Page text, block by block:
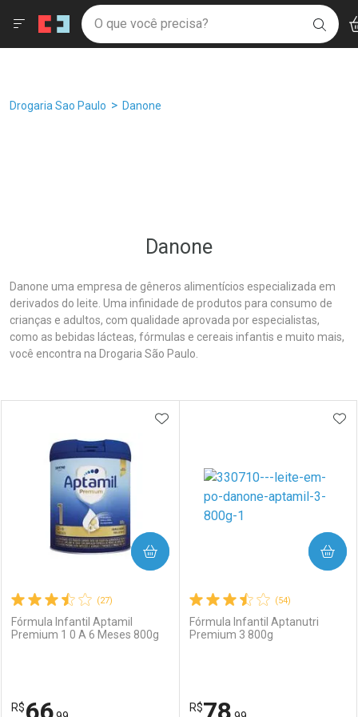
Drogaria São Paulo
Ir direto para a home
pela página
Ir direto para o conteúdo
Ir direto para a busca
Ir direto para a notificações
Faça a sua busca
O que você precisa?
Menu
Breadcrumb
Drogaria Sao Paulo Danone
Danone
Danone uma empresa de gêneros alimentícios especializada em
derivados do leite. Uma infinidade de produtos para consumo de
crianças e adultos, com qualidade aprovada por especialistas,
como as bebidas lácteas, fórmulas e cereais infantis e muito mais,
você encontra na Drogaria São Paulo.
(27)
Fórmula Infantil Aptamil
Premium 1 0 A 6 Meses 800g
R$
ADICIONAR AOS FAVORITOS
COMPRAR
(54)
Fórmula Infantil Aptanutri
Premium 3 800g
R$
COMPRAR
Âncoras
Filtros Ordenar por